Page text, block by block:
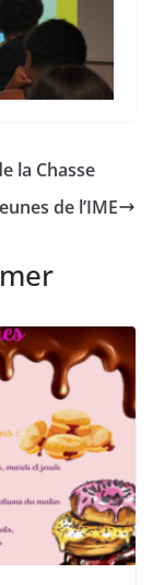
la Chasse
de l’IME